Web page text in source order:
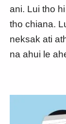
ani. Lui tho
tho chiana.
neksak ati
na ahui le